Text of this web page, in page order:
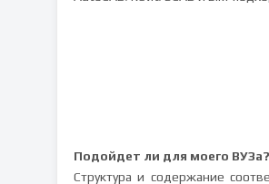
Подойдет ли для моего ВУЗа?
Структура и содержание